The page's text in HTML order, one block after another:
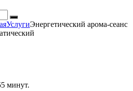
Поиск
УслугиЭнергетический арома-сеанс
минут.